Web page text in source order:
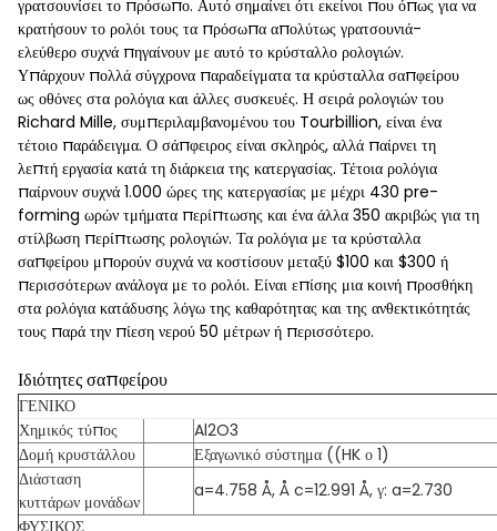
γρατσουνίσει το πρόσωπο. Αυτό σημαίνει ότι εκείνοι που όπως για να
κρατήσουν το ρολόι τους τα πρόσωπα απολύτως γρατσουνιά-
ελεύθερο συχνά πηγαίνουν με αυτό το κρύσταλλο ρολογιών.
Υπάρχουν πολλά σύγχρονα παραδείγματα τα κρύσταλλα σαπφείρου
ως οθόνες στα ρολόγια και άλλες συσκευές. Η σειρά ρολογιών του
Richard Mille, συμπεριλαμβανομένου του Tourbillion, είναι ένα
τέτοιο παράδειγμα. Ο σάπφειρος είναι σκληρός, αλλά παίρνει τη
λεπτή εργασία κατά τη διάρκεια της κατεργασίας. Τέτοια ρολόγια
παίρνουν συχνά 1.000 ώρες της κατεργασίας με μέχρι 430 pre-
forming ωρών τμήματα περίπτωσης και ένα άλλα 350 ακριβώς για τη
στίλβωση περίπτωσης ρολογιών. Τα ρολόγια με τα κρύσταλλα
σαπφείρου μπορούν συχνά να κοστίσουν μεταξύ $100 και $300 ή
περισσότερων ανάλογα με το ρολόι. Είναι επίσης μια κοινή προσθήκη
στα ρολόγια κατάδυσης λόγω της καθαρότητας και της ανθεκτικότητάς
τους παρά την πίεση νερού 50 μέτρων ή περισσότερο.
Ιδιότητες σαπφείρου
ΓΕΝΙΚΟ
Χημικός τύπος
Al2O3
Δομή κρυστάλλου
Εξαγωνικό σύστημα ((HK ο 1)
Διάσταση
κυττάρων μονάδων
a=4.758 Å, Å c=12.991 Å, γ: a=2.730
ΦΥΣΙΚΟΣ